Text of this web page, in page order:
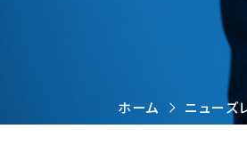
ホーム ニューズ